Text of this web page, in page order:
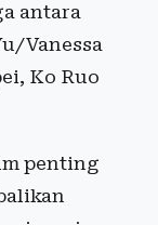
antara
Vanessa
Ko Ruo
penting